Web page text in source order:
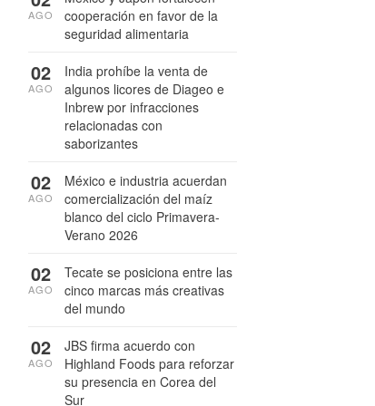
cooperación en favor de la
seguridad alimentaria
AGO
India prohíbe la venta de
algunos licores de Diageo e
Inbrew por infracciones
relacionadas con
saborizantes
02
AGO
México e industria acuerdan
comercialización del maíz
blanco del ciclo Primavera-
Verano 2026
02
AGO
Tecate se posiciona entre las
cinco marcas más creativas
del mundo
02
AGO
JBS firma acuerdo con
Highland Foods para reforzar
su presencia en Corea del
Sur
02
AGO